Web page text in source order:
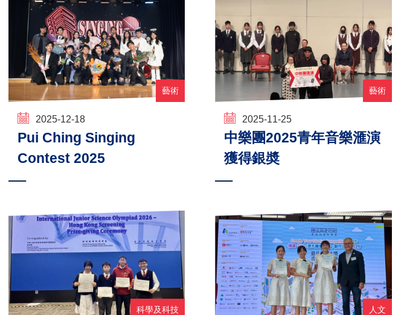
藝術
2025-12-18
Pui Ching Singing
Contest 2025
藝術
2025-11-25
中樂團2025青年音樂滙演
獲得銀奬
科學及科技 人文